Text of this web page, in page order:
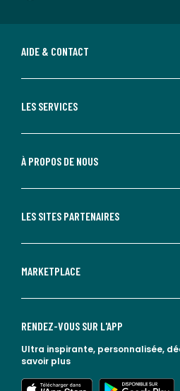
AIDE & CONTACT
LES SERVICES
À PROPOS DE NOUS
LES SITES PARTENAIRES
MARKETPLACE
RENDEZ-VOUS SUR L'APP
Ultra inspirante, personnalisée,
savoir plus
lien vers l'app store
lien vers google play